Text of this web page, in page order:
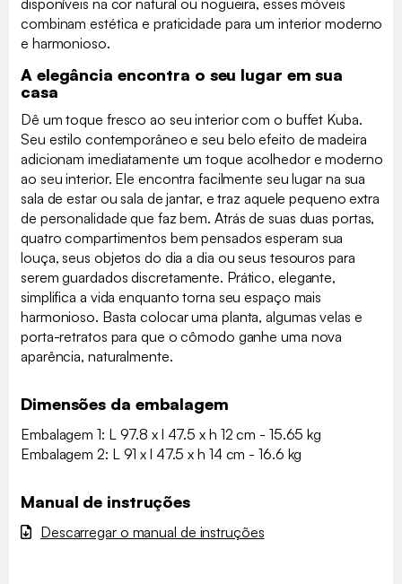
combinam estética e praticidade para um interior moderno
e harmonioso.
A elegância encontra o seu lugar em sua
casa
Dê um toque fresco ao seu interior com o buffet Kuba.
Seu estilo contemporâneo e seu belo efeito de madeira
adicionam imediatamente um toque acolhedor e moderno
ao seu interior. Ele encontra facilmente seu lugar na sua
sala de estar ou sala de jantar, e traz aquele pequeno extra
de personalidade que faz bem. Atrás de suas duas portas,
quatro compartimentos bem pensados esperam sua
louça, seus objetos do dia a dia ou seus tesouros para
serem guardados discretamente. Prático, elegante,
simplifica a vida enquanto torna seu espaço mais
harmonioso. Basta colocar uma planta, algumas velas e
porta-retratos para que o cômodo ganhe uma nova
aparência, naturalmente.
Dimensões da embalagem
Embalagem 1: L 97.8 x l 47.5 x h 12 cm - 15.65 kg
Embalagem 2: L 91 x l 47.5 x h 14 cm - 16.6 kg
Manual de instruções
Descarregar o manual de instruções